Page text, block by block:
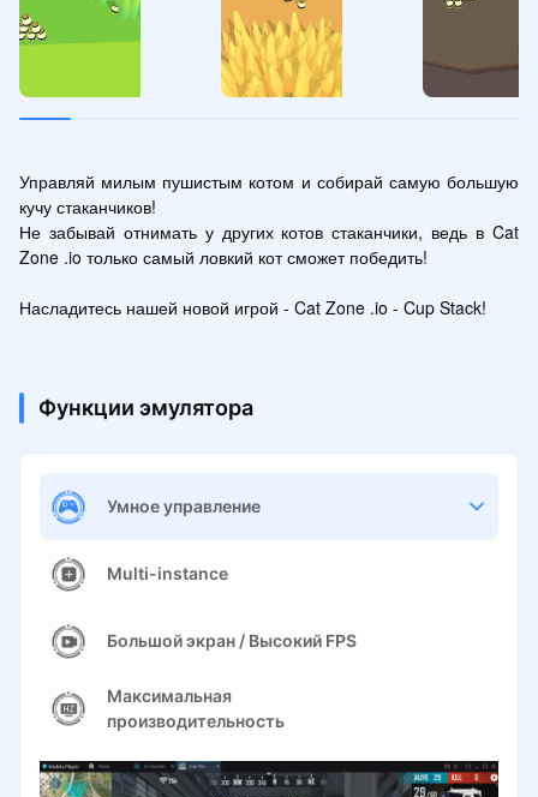
Управляй милым пушистым котом и собирай самую большую
кучу стаканчиков!
Не забывай отнимать у других котов стаканчики, ведь в Cat
Zone .io только самый ловкий кот сможет победить!
Насладитесь нашей новой игрой - Cat Zone .io - Cup Stack!
Функции эмулятора
Умное управление
Multi-instance
Большой экран / Высокий FPS
Максимальная
производительность